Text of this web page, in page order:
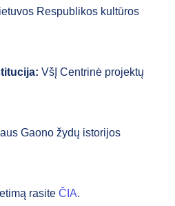
Respublikos kultūros
VšĮ Centrinė projektų
Gaono žydų istorijos
rasite ČIA.